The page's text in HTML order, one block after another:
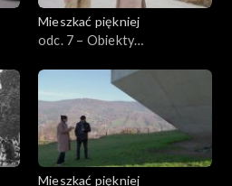
Mieszkać piękniej
odc. 7 – Obiekty
Mieszkać piękniej